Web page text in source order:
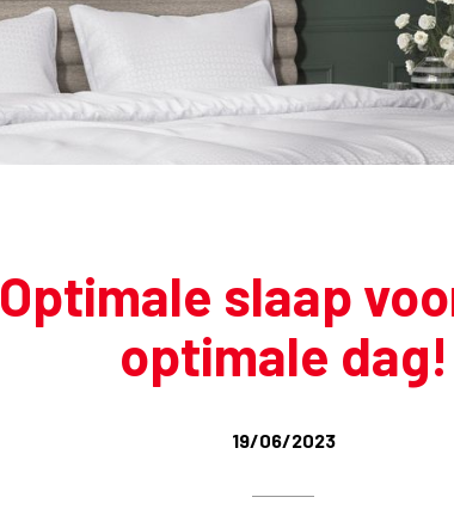
Optimale slaap
optimale dag!
19/06/2023